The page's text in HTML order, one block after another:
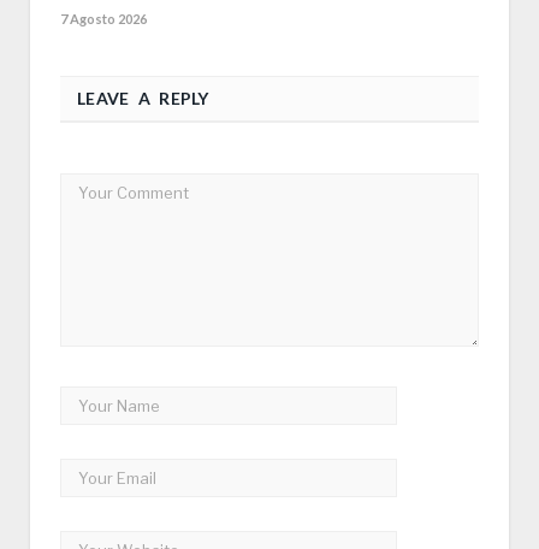
7 Agosto 2026
LEAVE A REPLY